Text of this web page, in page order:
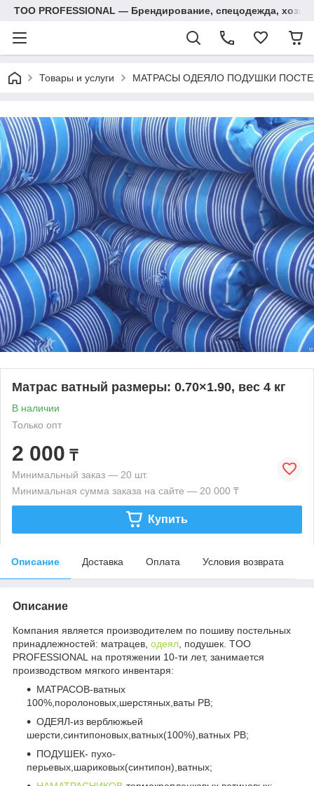
ТОО PROFESSIONAL — Брендирование, спецодежда,
Товары и услуги МАТРАСЫ ОДЕЯЛО ПОДУШКИ
Матрас ватный размеры: 0.70×1.90, вес 4 кг
В наличии
Только опт
2 000 ₸
Минимальный заказ — 20 шт.
Минимальная сумма заказа на сайте — 20 000 ₸
Купить
Описание Доставка Оплата Условия возврата
Описание
Компания является производителем по пошиву постельных
принадлежностей: матрацев, одеял , подушек. TOO
PROFESSIONAL на протяжении 10-ти лет, занимается
производством мягкого инвентаря:
МАТРАСОВ-ватных
100%,поролоновых,шерстяных,ваты РВ;
ОДЕЯЛ-из верблюжьей
шерсти,синтипоновых,ватных(100%),ватных РВ;
ПОДУШЕК- пухо-
перьевых,шариковых(синтипон),ватных;